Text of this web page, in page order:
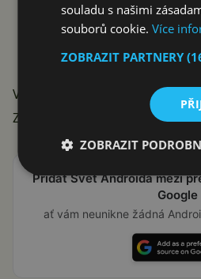
V jakém přístroji byste rádi
Zdroj:
Přidat Svět Androida mezi
Google
ať vám neunikne žádná
souladu s našimi
souborů cookie.Více
ZOBRAZIT PARTNERY
ZOBRAZIT